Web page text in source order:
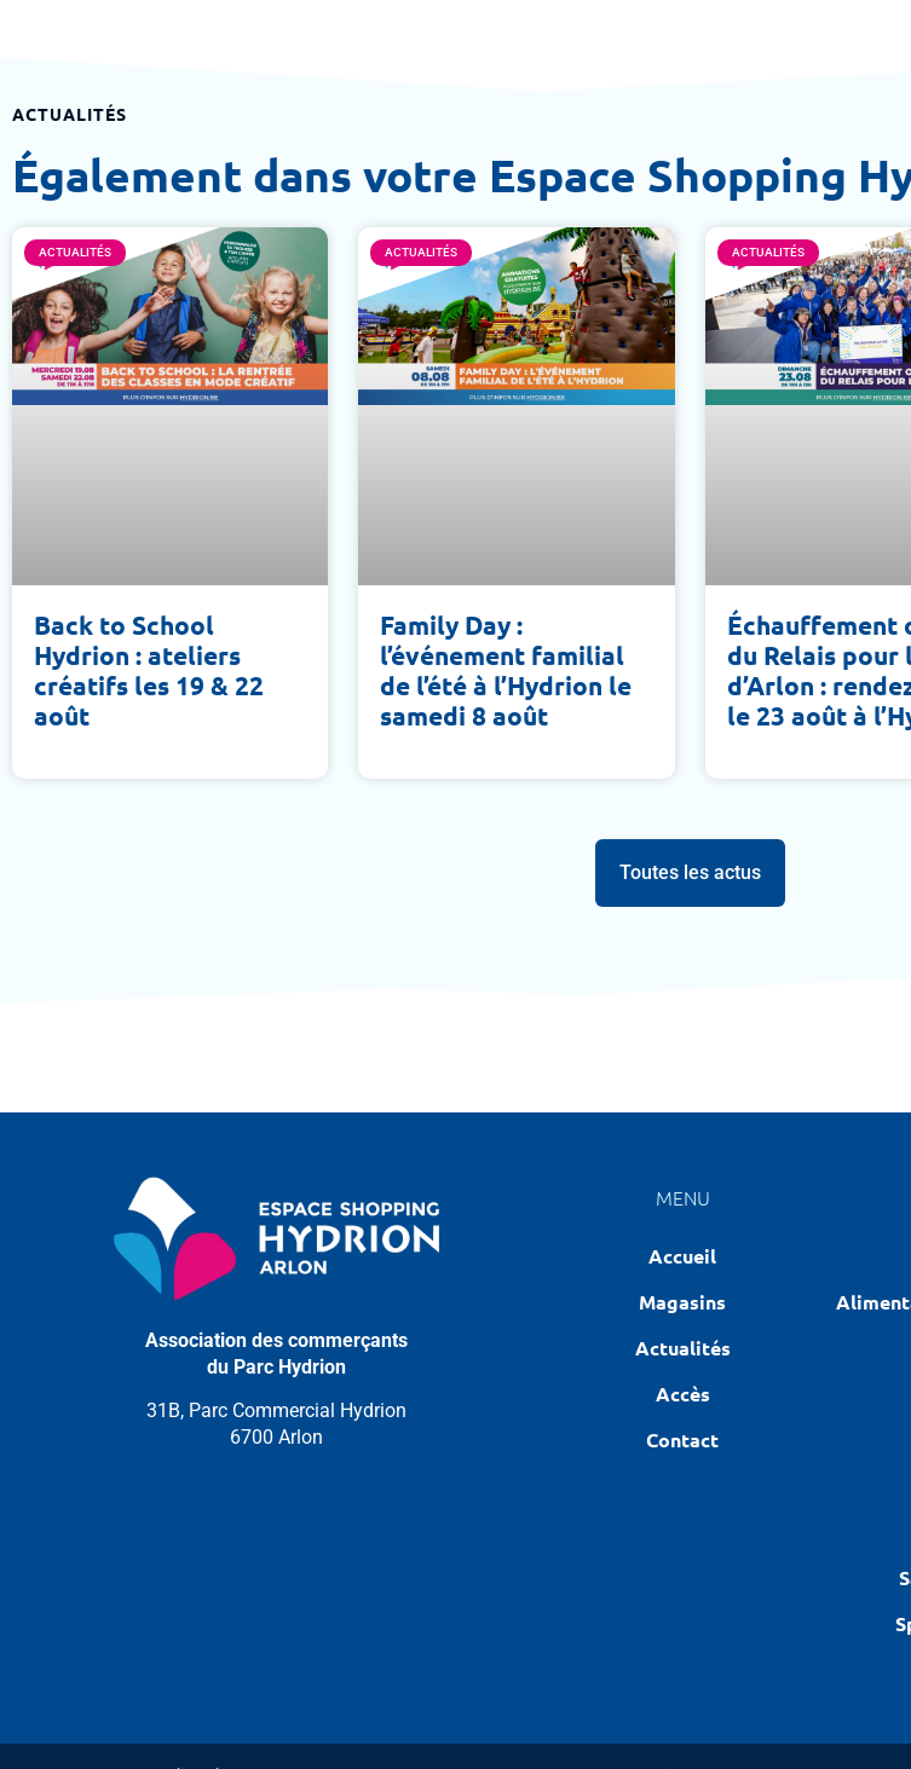
ACTUALITÉS
Également dans votre Espace Shopping
ACTUALITÉS
Back to School
Hydrion : ateliers
créatifs les 19 & 22
août
ACTUALITÉS
Family Day :
l’événement familial
de l’été à l’Hydrion le
samedi 8 août
ACTUALITÉS
Échauffement
du Relais pour
d’Arlon :
le 23 août à
Toutes les actus
Association des commerçants
du Parc Hydrion
31B, Parc Commercial Hydrion
6700 Arlon
MENU
Accueil
Magasins
Actualités
Accès
Contact